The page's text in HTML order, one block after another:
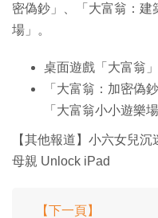
密偽鈔」、「大富翁：建
場」。
桌面遊戲「大富翁
「大富翁：加密偽
「大富翁小小遊樂場
【其他報道】小六女兒
母親 Unlock iPad
【下一頁】